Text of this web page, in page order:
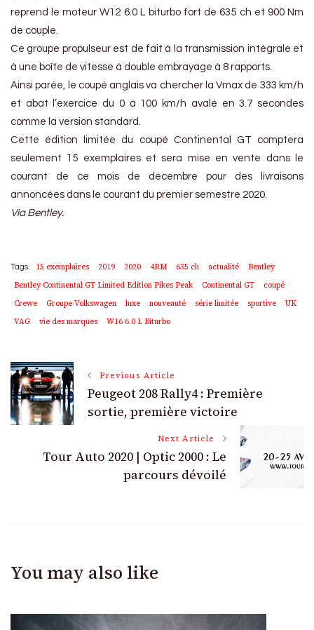
reprend le moteur W12 6.0 L biturbo fort de 635 ch et 900 Nm
de couple.
Ce groupe propulseur est de fait à la transmission intégrale et
à une boîte de vitesse à double embrayage à 8 rapports.
Ainsi parée, le coupé anglais va chercher la Vmax de 333 km/h
et abat l’exercice du 0 à 100 km/h avalé en 3.7 secondes
comme la version standard.
Cette édition limitée du coupé Continental GT comptera
seulement 15 exemplaires et sera mise en vente dans le
courant de ce mois de décembre pour des livraisons
annoncées dans le courant du premier semestre 2020.
Via Bentley.
Tags: 15 exemplaires 2019 2020 4RM 635 ch actualité
Bentley
Bentley Continental GT Limited Edition Pikes Peak
Continental GT
coupé
Crewe
Groupe Volkswagen luxe nouveauté série limitée sportive
UK
VAG
vie des marques W16 6.0 L Biturbo
Post
Navigation
Previous Article
Peugeot 208 Rally4 : Première
sortie, première victoire
Next Article
Tour Auto 2020 | Optic 2000 : Le
parcours dévoilé
You may also like